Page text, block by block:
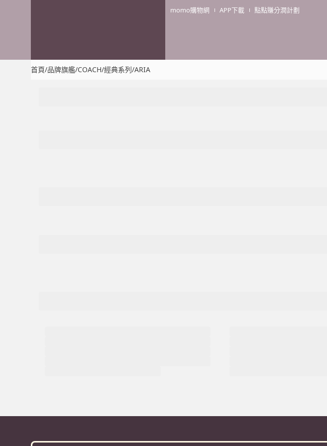
momo購物網 APP下載 點點賺分潤計劃
首頁/品牌旗艦/COACH/經典系列/ARIA